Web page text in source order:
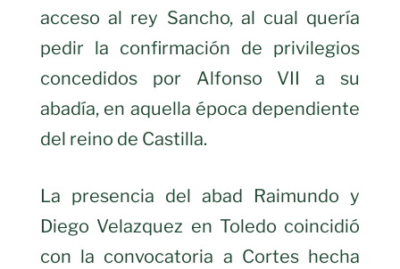
acceso al rey Sancho, al cual quería
pedir la confirmación de privilegios
concedidos por Alfonso VII a su
abadía, en aquella época dependiente
del reino de Castilla.
La presencia del abad Raimundo y
Diego Velazquez en Toledo coincidió
con la convocatoria a Cortes hecha